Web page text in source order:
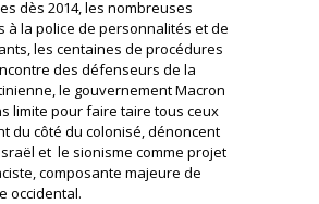
dès 2014, les nombreuses
à la police de personnalités et de
les centaines de procédures
des défenseurs de la
le gouvernement Macron
limite pour faire taire tous ceux
du côté du colonisé, dénoncent
et le sionisme comme projet
composante majeure de
occidental.